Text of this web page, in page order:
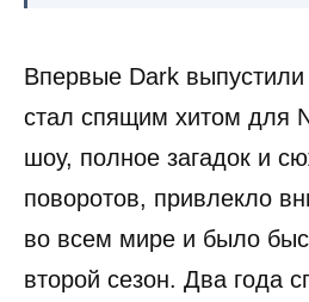
Впервые Dark выпустили
стал спящим хитом для
шоу, полное загадок и
поворотов, привлекло
во всем мире и было
второй сезон. Два года